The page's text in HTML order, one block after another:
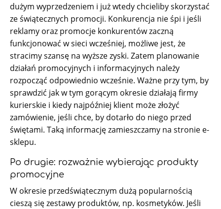
dużym wyprzedzeniem i już wtedy chcieliby skorzystać
ze świątecznych promocji. Konkurencja nie śpi i jeśli
reklamy oraz promocje konkurentów zaczną
funkcjonować w sieci wcześniej, możliwe jest, że
stracimy szansę na wyższe zyski. Zatem planowanie
działań promocyjnych i informacyjnych należy
rozpocząć odpowiednio wcześnie. Ważne przy tym, by
sprawdzić jak w tym gorącym okresie działają firmy
kurierskie i kiedy najpóźniej klient może złożyć
zamówienie, jeśli chce, by dotarło do niego przed
świętami. Taką informację zamieszczamy na stronie e-
sklepu.
Po drugie: rozważnie wybierając produkty
promocyjne
W okresie przedświątecznym dużą popularnością
cieszą się zestawy produktów, np. kosmetyków. Jeśli